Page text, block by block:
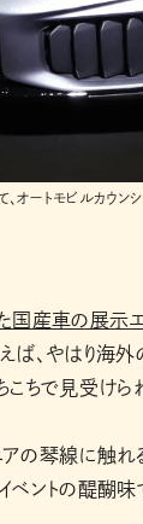
ートモビルカウン
国産車の展示
ば、やはり海
ちで見受けられ
の琴線に触れ
ベントの醍醐味